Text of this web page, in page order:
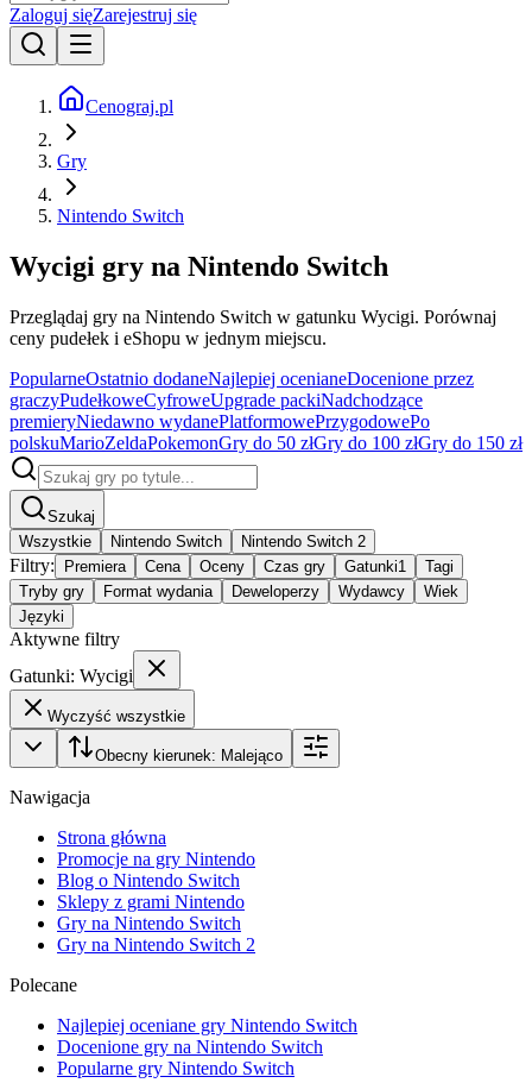
Zaloguj sięZarejestruj się
Cenograj.pl
Gry
Nintendo Switch
Wycigi gry na Nintendo Switch
Przeglądaj gry na Nintendo Switch w gatunku Wycigi. Porównaj
ceny pudełek i eShopu w jednym miejscu.
PopularneOstatnio dodaneNajlepiej ocenianeDocenione przez
graczyPudełkoweCyfroweUpgrade packiNadchodzące
premieryNiedawno wydanePlatformowePrzygodowePo
polskuMarioZeldaPokemonGry do 50 złGry do 100 złGry do 150 zł
Szukaj
Wszystkie
Nintendo Switch Nintendo Switch 2
Filtry: Premiera Cena Oceny Czas gry Gatunki1
Tagi
Tryby gry
Format wydania Deweloperzy Wydawcy
Wiek
Języki
Aktywne filtry
Gatunki: Wycigi
Wyczyść wszystkie
Obecny kierunek: Malejąco
Nawigacja
Strona główna
Promocje na gry Nintendo
Blog o Nintendo Switch
Sklepy z grami Nintendo
Gry na Nintendo Switch
Gry na Nintendo Switch 2
Polecane
Najlepiej oceniane gry Nintendo Switch
Docenione gry na Nintendo Switch
Popularne gry Nintendo Switch